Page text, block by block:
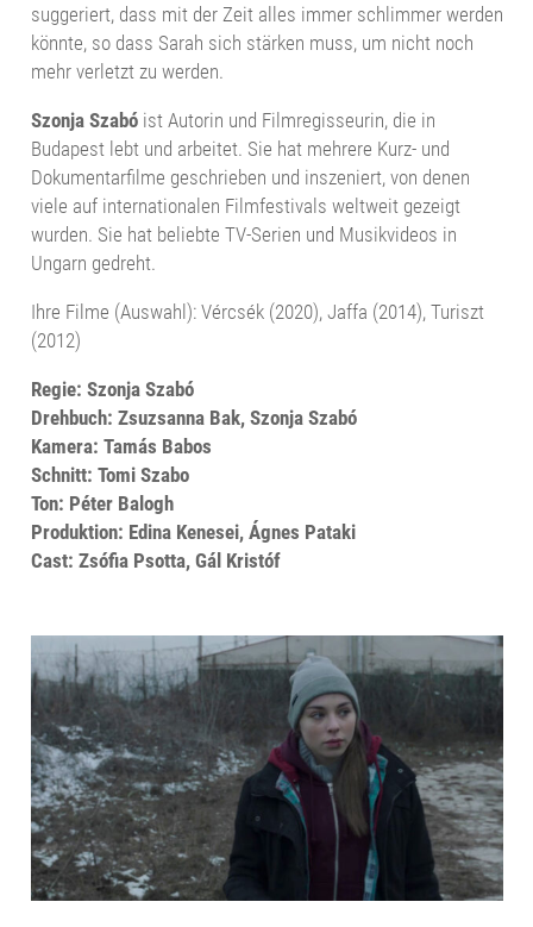
suggeriert, dass mit der Zeit alles immer schlimmer werden
könnte, so dass Sarah sich stärken muss, um nicht noch
mehr verletzt zu werden.
Szonja Szabóist Autorin und Filmregisseurin, die in
Budapest lebt und arbeitet. Sie hat mehrere Kurz- und
Dokumentarfilme geschrieben und inszeniert, von denen
viele auf internationalen Filmfestivals weltweit gezeigt
wurden. Sie hat beliebte TV-Serien und Musikvideos in
Ungarn gedreht.
Ihre Filme (Auswahl): Vércsék (2020), Jaffa (2014), Turiszt
(2012)
Regie: Szonja Szabó
Drehbuch: Zsuzsanna Bak, Szonja Szabó
Kamera: Tamás Babos
Schnitt: Tomi Szabo
Ton: Péter Balogh
Produktion: Edina Kenesei, Ágnes Pataki
Cast: Zsófia Psotta, Gál Kristóf